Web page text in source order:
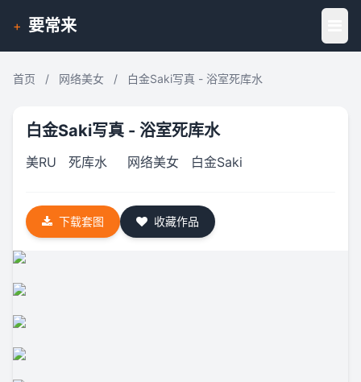
+ 要常来
首页 / 网络美女 / 白金Saki写真 - 浴室死库水
白金Saki写真 - 浴室死库水
美RU 死库水 网络美女 白金Saki
下载套图 收藏作品